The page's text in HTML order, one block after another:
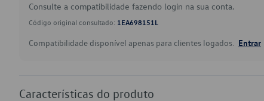
Consulte a compatibilidade fazendo login na sua conta.
Código original consultado: 1EA698151L
Compatibilidade disponível apenas para clientes logados. Entrar
Características do produto